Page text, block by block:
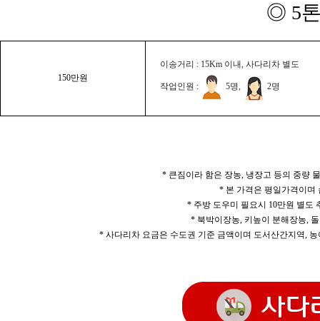
◎ 5
150만원
이송거리 : 15Km 이내, 사다리차 별도
작업인원 : 5명, 2명
* 큰짐이라 함은 장농, 냉장고 등의 중량
* 본 가격은 평일가격이며
* 주방 도우미 필요시 10만원 별도
* 북박이장농, 키높이 분해장농,
* 사다리차 요금은 수도권 기준 금액이며 도서산간지역,